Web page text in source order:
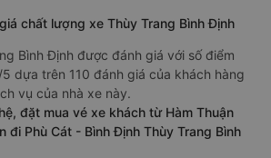
chất lượng xe Thùy Trang Bình Định
Bình Định được đánh giá với số điểm
dựa trên 110 đánh giá của khách hàng
vụ của nhà xe này.
đặt mua vé xe khách từ Hàm Thuận
đi Phù Cát - Bình Định Thùy Trang Bình